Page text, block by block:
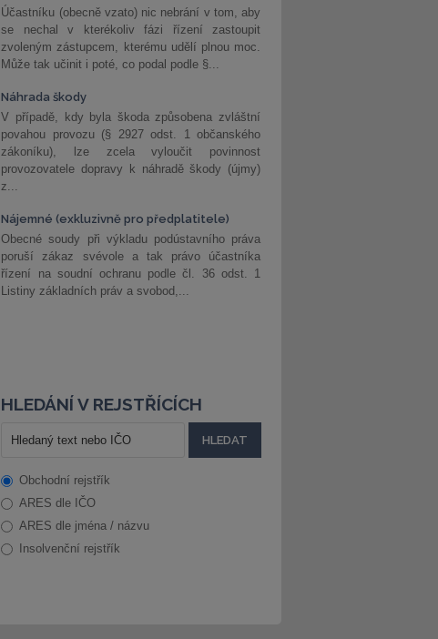
Účastníku (obecně vzato) nic nebrání v tom, aby
se nechal v kterékoliv fázi řízení zastoupit
zvoleným zástupcem, kterému udělí plnou moc.
Může tak učinit i poté, co podal podle §...
Náhrada škody
V případě, kdy byla škoda způsobena zvláštní
povahou provozu (§ 2927 odst. 1 občanského
zákoníku), lze zcela vyloučit povinnost
provozovatele dopravy k náhradě škody (újmy)
z...
Nájemné (exkluzivně pro předplatitele)
Obecné soudy při výkladu podústavního práva
poruší zákaz svévole a tak právo účastníka
řízení na soudní ochranu podle čl. 36 odst. 1
Listiny základních práv a svobod,...
HLEDÁNÍ V REJSTŘÍCÍCH
Obchodní rejstřík
ARES dle IČO
ARES dle jména / názvu
Insolvenční rejstřík